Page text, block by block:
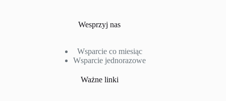
Wesprzyj nas
Wsparcie co miesiąc
Wsparcie jednorazowe
Ważne linki